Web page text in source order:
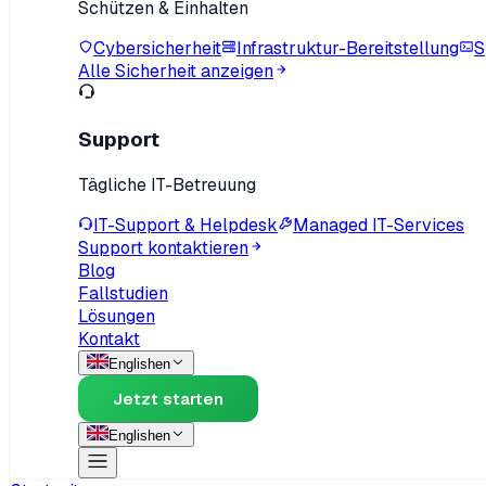
Schützen & Einhalten
Cybersicherheit
Infrastruktur-Bereitstellung
Alle Sicherheit anzeigen
Support
Tägliche IT-Betreuung
IT-Support & Helpdesk
Managed IT-Services
Support kontaktieren
Blog
Fallstudien
Lösungen
Kontakt
Englishen
Jetzt starten
Englishen